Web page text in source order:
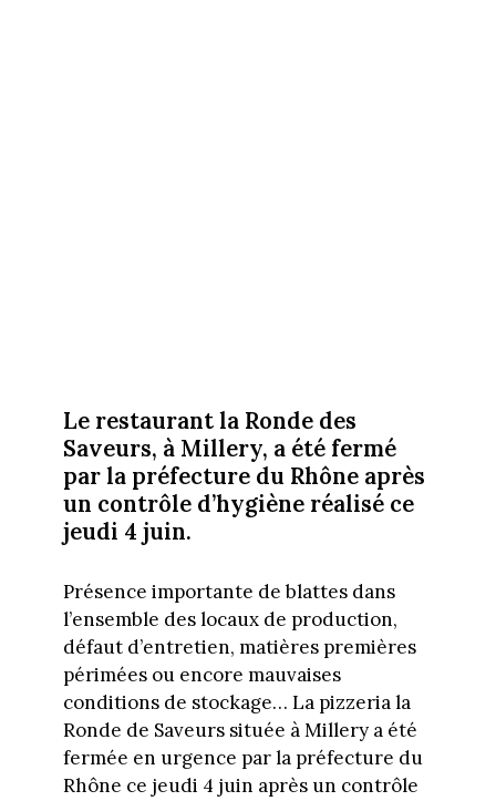
Le restaurant la Ronde des
Saveurs, à Millery, a été fermé
par la préfecture du Rhône après
un contrôle d’hygiène réalisé ce
jeudi 4 juin.
Présence importante de blattes dans
l’ensemble des locaux de production,
défaut d’entretien, matières premières
périmées ou encore mauvaises
conditions de stockage… La pizzeria la
Ronde de Saveurs située à Millery a été
fermée en urgence par la préfecture du
Rhône ce jeudi 4 juin après un contrôle